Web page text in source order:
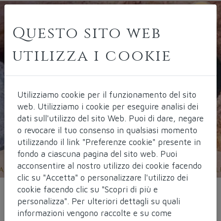
Dal corpo
Questo sito web
utilizza i cookie
Utilizziamo cookie per il funzionamento del sito
web. Utilizziamo i cookie per eseguire analisi dei
dati sull'utilizzo del sito Web. Puoi di dare, negare
o revocare il tuo consenso in qualsiasi momento
utilizzando il link "Preferenze cookie" presente in
fondo a ciascuna pagina del sito web. Puoi
acconsentire al nostro utilizzo dei cookie facendo
clic su "Accetta" o personalizzare l'utilizzo dei
cookie facendo clic su "Scopri di più e
personalizza". Per ulteriori dettagli su quali
informazioni vengono raccolte e su come